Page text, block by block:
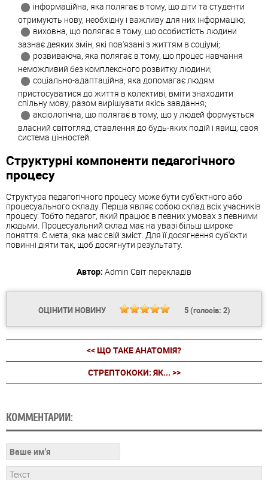
інформаційна, яка полягає в тому, що діти та студенти
отримують нову, необхідну і важливу для них інформацію;
виховна, що полягає в тому, що особистість людини
зазнає деяких змін, які пов'язані з життям в соціумі;
розвиваюча, яка полягає в тому, що процес навчання
неможливий без комплексного розвитку людини;
соціально-адаптаційна, яка допомагає людям
пристосуватися до життя в колективі, вміти знаходити
спільну мову, разом вирішувати якісь завдання;
аксіологічна, що полягає в тому, що у людей формується
власний світогляд, ставлення до будь-яких подій і явищ, своя
система цінностей.
Структурні компоненти педагогічного
процесу
Структура педагогічного процесу може бути суб'єктного або
процесуального складу. Перша являє собою склад всіх учасників
процесу. Тобто педагог, який працює в певних умовах з певними
людьми. Процесуальний склад має на увазі більш широке
поняття. Є мета, яка має свій зміст. Для її досягнення суб'єкти
повинні діяти так, щоб досягнути результату.
Автор: Admin Світ перекладів
ОЦІНИТИ НОВИНУ 5(голосів: 2)
<< ЩО ТАКЕ АНАТОМІЯ?
СТРЕПТОКОКИ: ЯК... >>
КОММЕНТАРИИ: